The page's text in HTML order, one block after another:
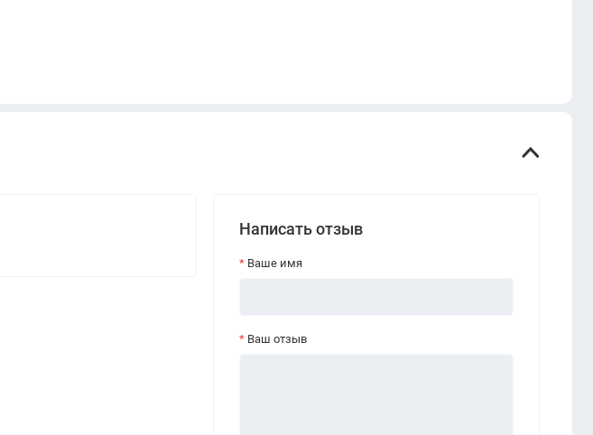
Написать отзыв
Ваше имя
Ваш отзыв